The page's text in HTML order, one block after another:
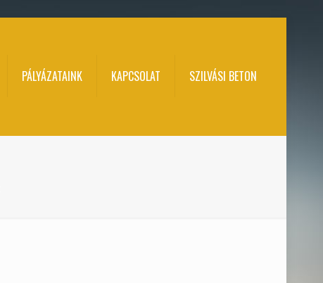
PÁLYÁZATAINK KAPCSOLAT SZILVÁSI BETON